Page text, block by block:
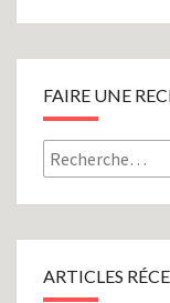
articles
FAIRE UNE
Rechercher :
ARTICLES